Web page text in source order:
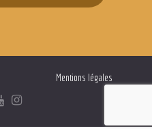
2026 Mentions légales